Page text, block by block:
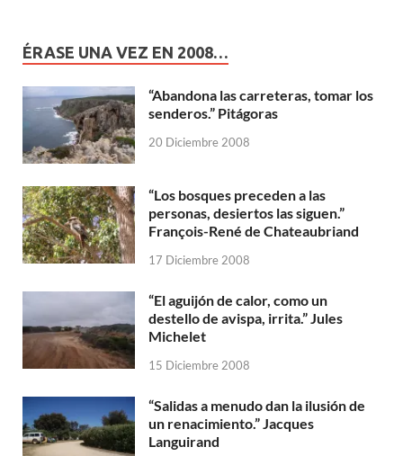
ÉRASE UNA VEZ EN 2008…
“Abandona las carreteras, tomar los
senderos.” Pitágoras
20 Diciembre 2008
“Los bosques preceden a las
personas, desiertos las siguen.”
François-René de Chateaubriand
17 Diciembre 2008
“El aguijón de calor, como un
destello de avispa, irrita.” Jules
Michelet
15 Diciembre 2008
“Salidas a menudo dan la ilusión de
un renacimiento.” Jacques
Languirand